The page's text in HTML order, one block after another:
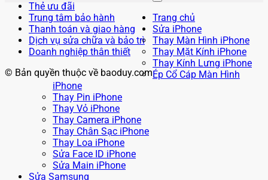
Thẻ ưu đãi
Trung tâm bảo hành
Thanh toán và giao hàng
Dịch vụ sửa chữa và bảo trì
Doanh nghiệp thân thiết
© Bản quyền thuộc về baoduy.com
Trang chủ
Sửa iPhone
Thay Màn Hình iPhone
Thay Mặt Kính iPhone
Thay Kính Lưng iPhone
Ép Cổ Cáp Màn Hình
iPhone
Thay Pin iPhone
Thay Vỏ iPhone
Thay Camera iPhone
Thay Chân Sạc iPhone
Thay Loa iPhone
Sửa Face ID iPhone
Sửa Main iPhone
Sửa Samsung